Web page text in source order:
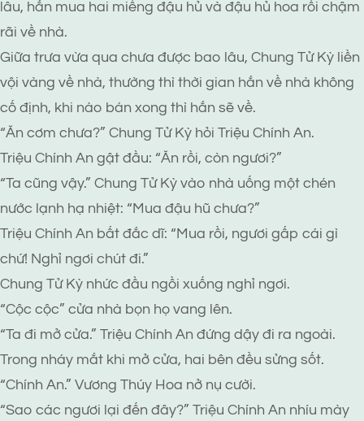
lâu, hắn mua hai miếng đậu hủ và đậu hủ hoa rồi chậm
rãi về nhà.
Giữa trưa vừa qua chưa được bao lâu, Chung Tử Kỳ liền
vội vàng về nhà, thường thì thời gian hắn về nhà không
cố định, khi nào bán xong thì hắn sẽ về.
“Ăn cơm chưa?” Chung Tử Kỳ hỏi Triệu Chính An.
Triệu Chính An gật đầu: “Ăn rồi, còn ngươi?”
“Ta cũng vậy.” Chung Tử Kỳ vào nhà uống một chén
nước lạnh hạ nhiệt: “Mua đậu hũ chưa?”
Triệu Chính An bất đắc dĩ: “Mua rồi, ngươi gấp cái gì
chứ! Nghỉ ngơi chút đi.”
Chung Tử Kỳ nhức đầu ngồi xuống nghỉ ngơi.
“Cộc cộc” cửa nhà bọn họ vang lên.
“Ta đi mở cửa.” Triệu Chính An đứng dậy đi ra ngoài.
Trong nháy mắt khi mở cửa, hai bên đều sửng sốt.
“Chính An.” Vương Thúy Hoa nở nụ cười.
“Sao các ngươi lại đến đây?” Triệu Chính An nhíu mày